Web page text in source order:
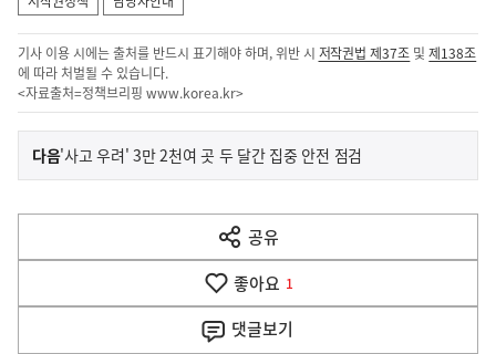
기사 이용 시에는 출처를 반드시 표기해야 하며, 위반 시 저작권법 제37조 및제138조
에 따라 처벌될 수 있습니다.
<자료출처=정책브리핑 www.korea.kr>
이
전
다
음
다음기
사
'사고 우려' 3만 2천여 곳 두 달간 집중 안전 점검
공유
열
기
좋아요 1
댓글보기